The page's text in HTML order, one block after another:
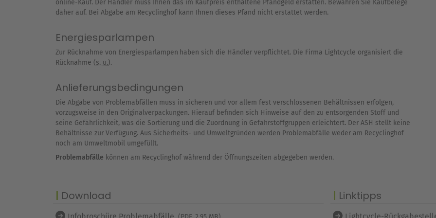
online-Kauf. Der Händler muss Ihnen das im Kaufpreis enthaltene Pfandgeld erstatten. Bewahren Sie Kaufbelege
daher auf. Bei Abgabe am Recyclinghof kann Ihnen dieses Pfand nicht erstattet werden.
Energiesparlampen
Zur Rücknahme von Energiesparlampen haben sich die Händler verpflichtet. Die Firma Lightcycle organisiert die
Rücknahme (s. u.).
Anlieferungsbedingungen
Die Abgabe von Problemabfällen muss in sicheren und vor allem fest verschlossenen Behältnissen erfolgen,
vorzugsweise in den Originalverpackungen. Hierauf befinden sich Hinweise auf den zu entsorgenden Stoff und
seine Gefährlichkeit, was die Sortierung und die Zuordnung in Gefahrstoffgruppen erleichtert. Der ASH stellt keine
Behältnisse zur Verfügung. Aus Sicherheits- und Umweltgründen werden Problemabfälle weder am Recyclinghof
noch am Umweltmobil umgefüllt.
Problemabfälle können am Recyclinghof während der Öffnungszeiten abgegeben werden.
Download Linktipps